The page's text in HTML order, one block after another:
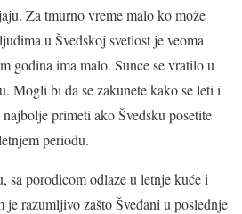
Za tmurno vreme malo ko može
u Švedskoj svetlost je veoma
godina ima malo. Sunce se vratilo u
Mogli bi da se zakunete kako se leti i
primeti ako Švedsku posetite
periodu.
sa porodicom odlaze u letnje kuće i
je razumljivo zašto Šveđani u poslednje